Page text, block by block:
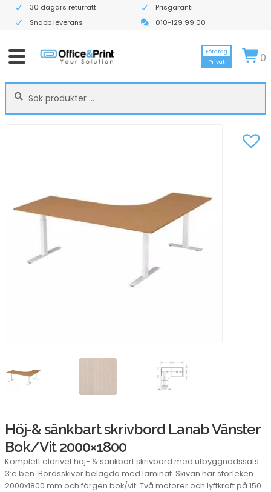
30 dagars returrätt
Prisgaranti
Snabb leverans
010-129 99 00
Sök
efter:
Sök
Företag
Privat
0
Höj-& sänkbart skrivbord Lanab Vänster
Bok/Vit 2000×1800
Komplett eldrivet höj- & sänkbart skrivbord med utbyggnadssats
3:e ben. Bordsskivor belagda med laminat. Skivan har storleken
2000x1800 mm och färgen bok/vit. Två motorer och lyftkraft på 150